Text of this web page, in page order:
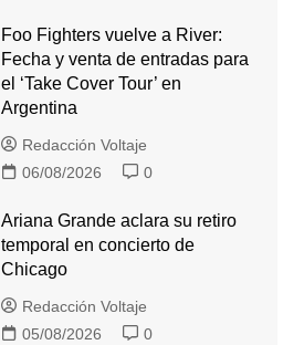
Foo Fighters vuelve a River:
Fecha y venta de entradas para
el ‘Take Cover Tour’ en
Argentina
Redacción Voltaje
06/08/2026
0
Ariana Grande aclara su retiro
temporal en concierto de
Chicago
Redacción Voltaje
05/08/2026
0